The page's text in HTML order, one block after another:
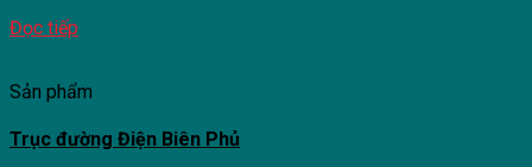
Đọc tiếp
Sản phẩm
Trục đường Điện Biên Phủ